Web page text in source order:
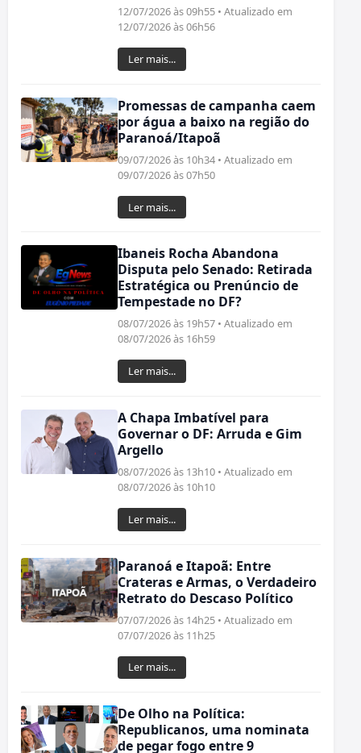
12/07/2026 às 09h55 • Atualizado em
12/07/2026 às 06h56
Ler mais...
Promessas de campanha caem
por água a baixo na região do
Paranoá/Itapoã
09/07/2026 às 10h34 • Atualizado em
09/07/2026 às 07h50
Ler mais...
Ibaneis Rocha Abandona
Disputa pelo Senado: Retirada
Estratégica ou Prenúncio de
Tempestade no DF?
08/07/2026 às 19h57 • Atualizado em
08/07/2026 às 16h59
Ler mais...
A Chapa Imbatível para
Governar o DF: Arruda e Gim
Argello
08/07/2026 às 13h10 • Atualizado em
08/07/2026 às 10h10
Ler mais...
Paranoá e Itapoã: Entre
Crateras e Armas, o Verdadeiro
Retrato do Descaso Político
07/07/2026 às 14h25 • Atualizado em
07/07/2026 às 11h25
Ler mais...
De Olho na Política:
Republicanos, uma nominata
de pegar fogo entre 9